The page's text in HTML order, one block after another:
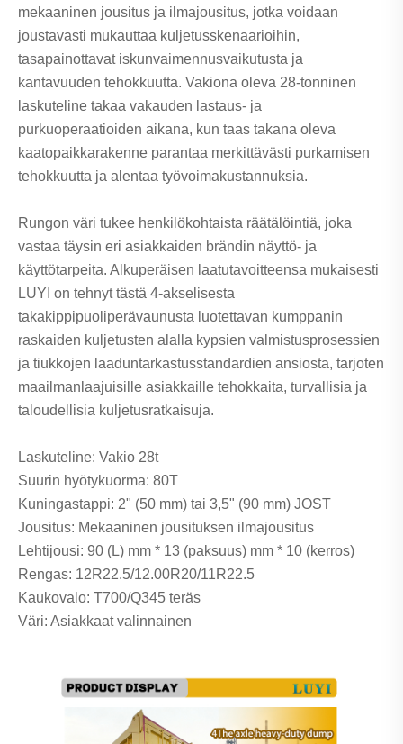
mekaaninen jousitus ja ilmajousitus, jotka voidaan
joustavasti mukauttaa kuljetusskenaarioihin,
tasapainottavat iskunvaimennusvaikutusta ja
kantavuuden tehokkuutta. Vakiona oleva 28-tonninen
laskuteline takaa vakauden lastaus- ja
purkuoperaatioiden aikana, kun taas takana oleva
kaatopaikkarakenne parantaa merkittävästi purkamisen
tehokkuutta ja alentaa työvoimakustannuksia.
Rungon väri tukee henkilökohtaista räätälöintiä, joka
vastaa täysin eri asiakkaiden brändin näyttö- ja
käyttötarpeita. Alkuperäisen laatutavoitteensa mukaisesti
LUYI on tehnyt tästä 4-akselisesta
takakippipuoliperävaunusta luotettavan kumppanin
raskaiden kuljetusten alalla kypsien valmistusprosessien
ja tiukkojen laaduntarkastusstandardien ansiosta, tarjoten
maailmanlaajuisille asiakkaille tehokkaita, turvallisia ja
taloudellisia kuljetusratkaisuja.
Laskuteline: Vakio 28t
Suurin hyötykuorma: 80T
Kuningastappi: 2" (50 mm) tai 3,5" (90 mm) JOST
Jousitus: Mekaaninen jousituksen ilmajousitus
Lehtijousi: 90 (L) mm * 13 (paksuus) mm * 10 (kerros)
Rengas: 12R22.5/12.00R20/11R22.5
Kaukovalo: T700/Q345 teräs
Väri: Asiakkaat valinnainen